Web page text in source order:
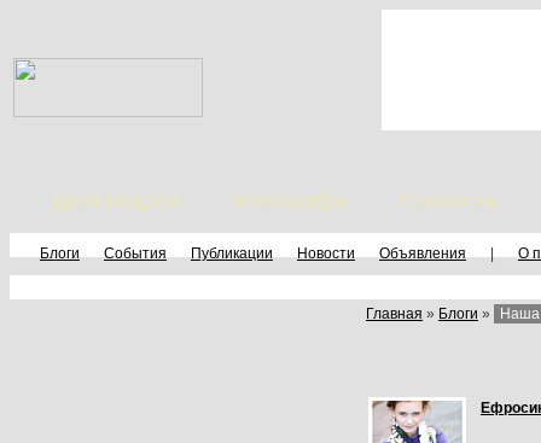
Дети модели Фотографы Стилисты
Блоги События Публикации Новости Объявления | О
Главная » Блоги » Наша